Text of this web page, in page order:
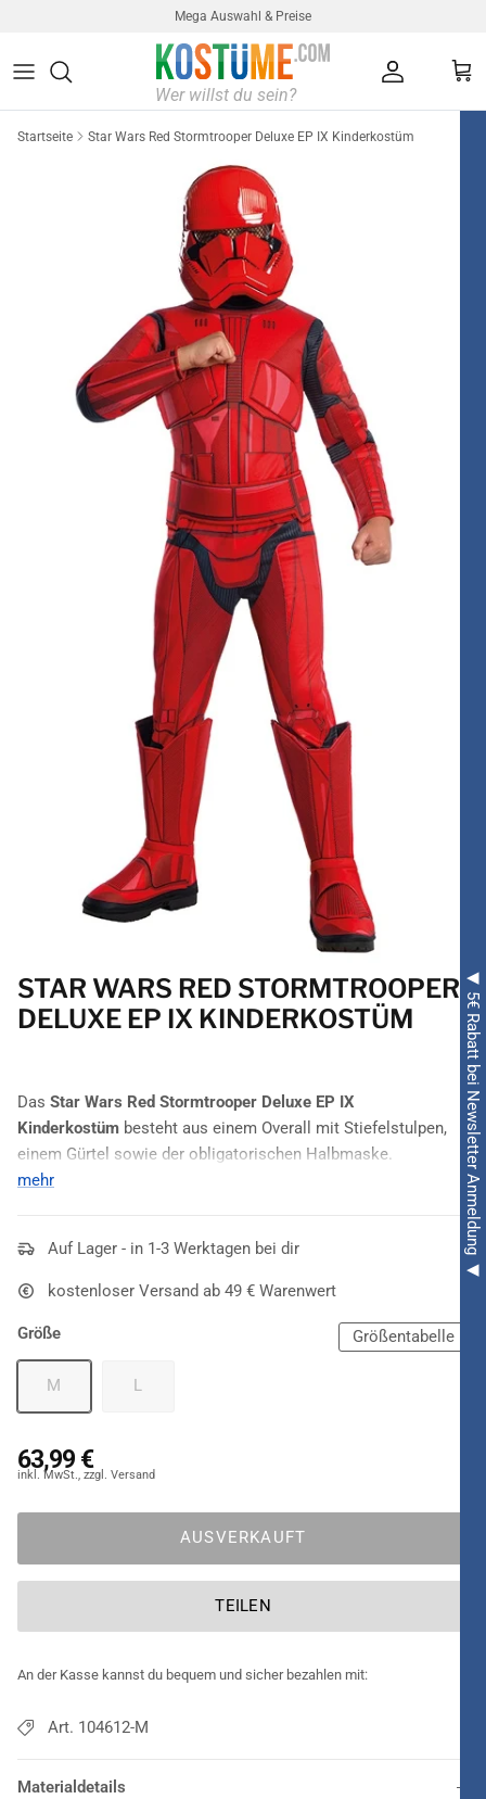
Mega Auswahl & Preise
◀ 5€ Rabatt bei Newsletter Anmeldung ◀
Startseite Star Wars Red Stormtrooper Deluxe EP IX Kinderkostüm
STAR WARS RED STORMTROOPER
DELUXE EP IX KINDERKOSTÜM
Das Star Wars Red Stormtrooper Deluxe EP IX
Kinderkostüm besteht aus einem Overall mit Stiefelstulpen,
einem Gürtel sowie der obligatorischen Halbmaske.
wird Ihr Kind sicher auf jeder Party herausstechen sowie der
erweisen!
mehr
Auf Lager - in 1-3 Werktagen bei dir
kostenloser Versand ab 49 € Warenwert
Größe Größentabelle
M L
63,99 €
AUSVERKAUFT
TEILEN
An der Kasse kannst du bequem und sicher bezahlen mit:
Art. 104612-M
Materialdetails